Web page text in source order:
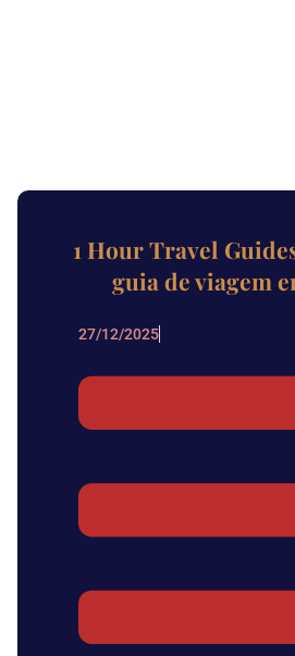
1 Hour Travel
guia de viagem
27/12/2025